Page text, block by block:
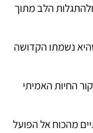
הלב מתוך
נשמתו הקדושה
החיות האמיתי
מהכוח אל הפועל